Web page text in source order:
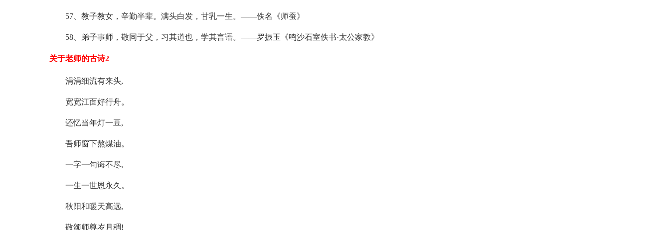
57、教子教女，辛勤半辈。满头白发，甘乳一生。——佚名《师蚕》
58、弟子事师，敬同于父，习其道也，学其言语。——罗振玉《鸣沙石室佚书·太公家教》
关于老师的古诗2
涓涓细流有来头,
宽宽江面好行舟。
还忆当年灯一豆,
吾师窗下熬煤油。
一字一句诲不尽,
一生一世恩永久。
秋阳和暖天高远,
敬颂师尊岁月稠!